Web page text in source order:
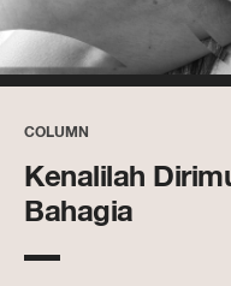
COLUMN
Kenalilah
Bahagia